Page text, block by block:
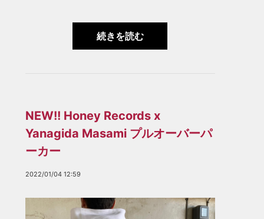
続きを読む
NEW!! Honey Records x
Yanagida Masami プルオーバーパ
ーカー
2022/01/04 12:59